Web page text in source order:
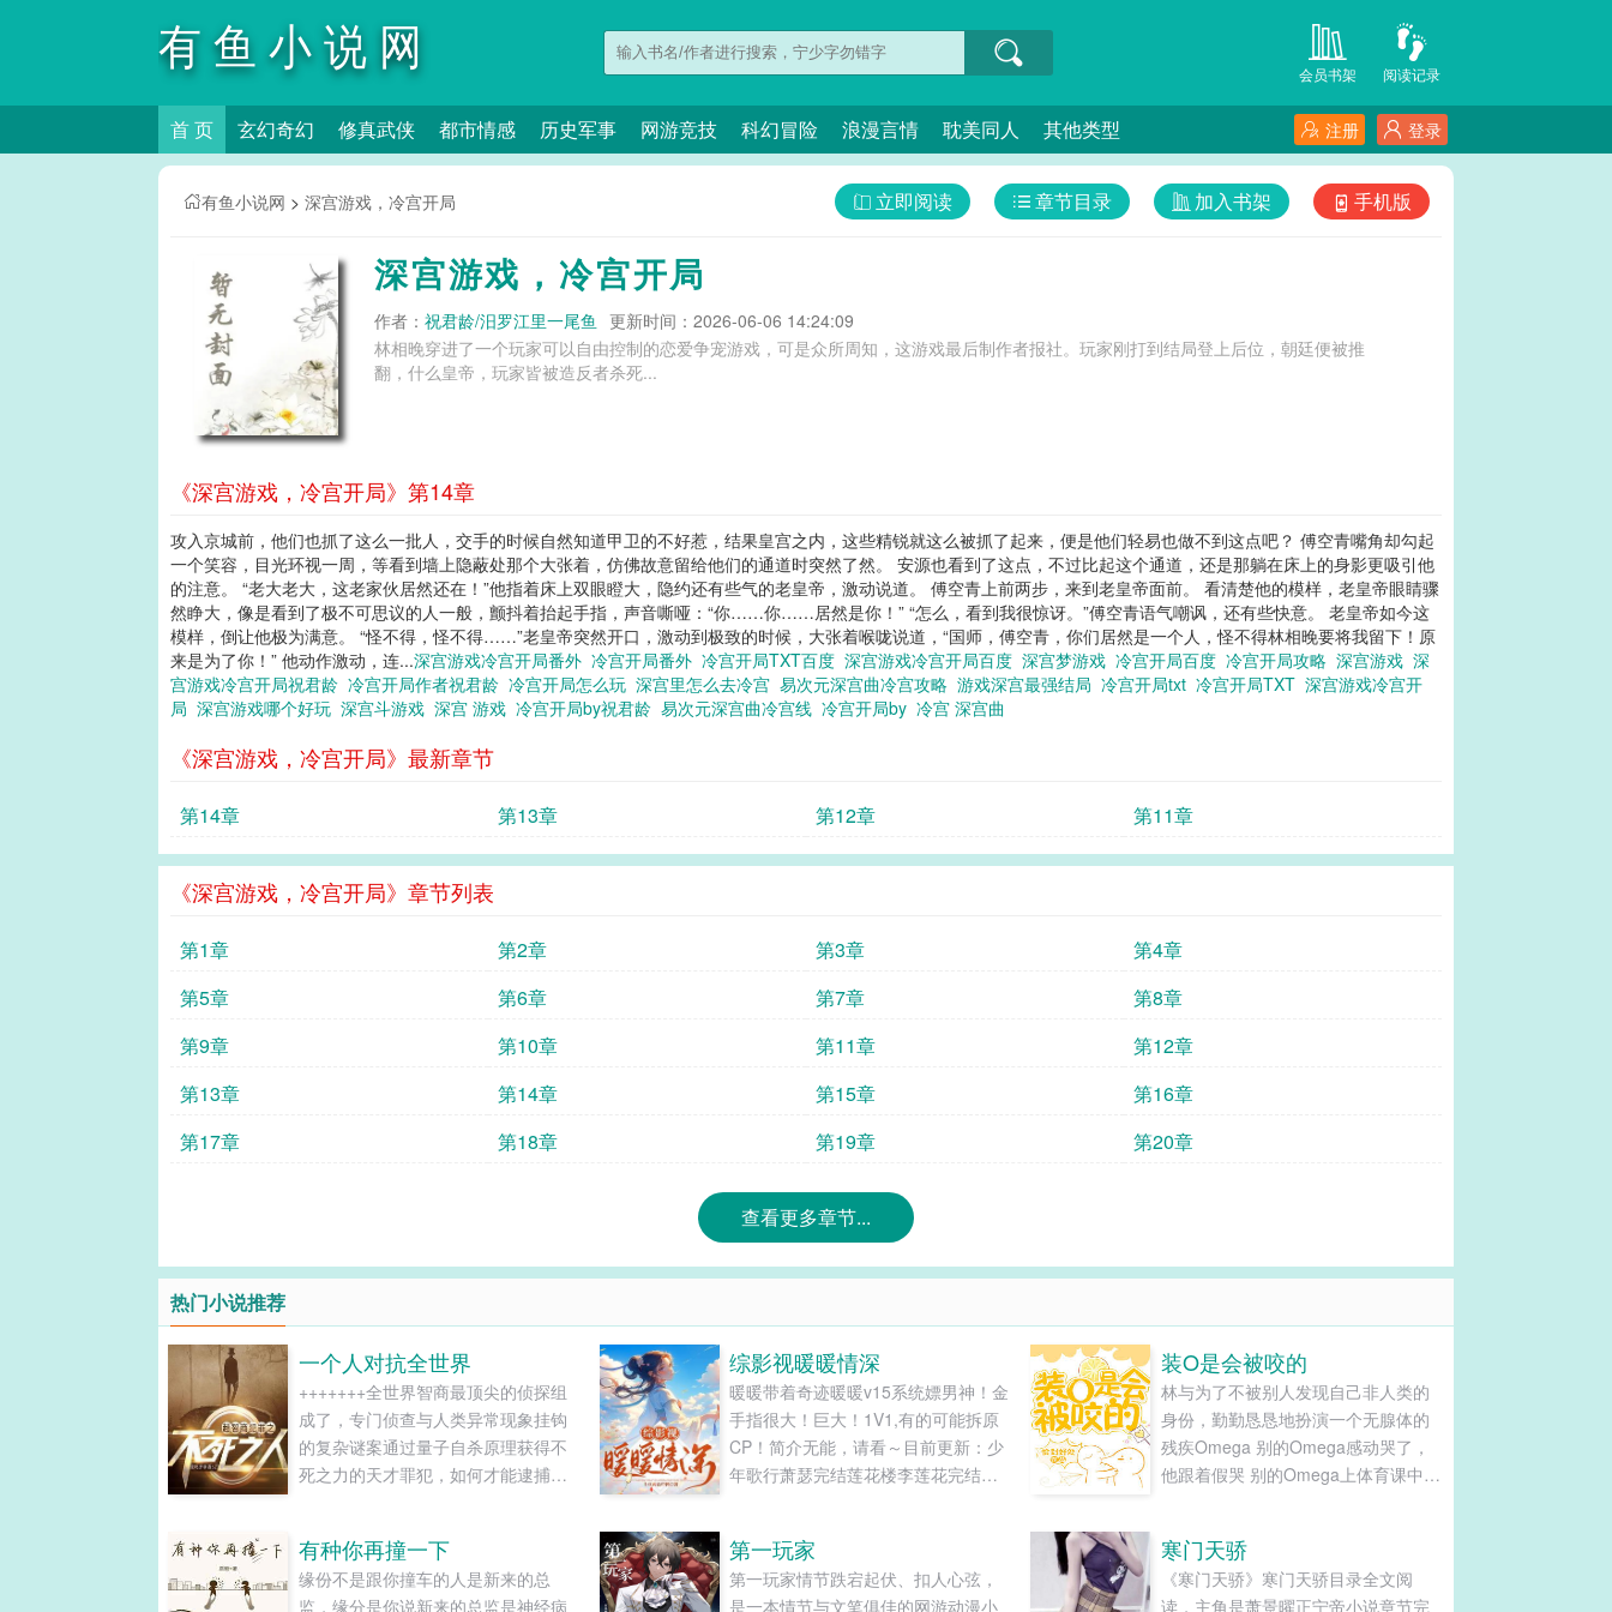
有鱼小说网 阅读记录
会员书架
首 页 玄幻奇幻 修真武侠 都市情感 历史军事 网游竞技 科幻冒险 浪漫言情 耽美同人 其他类型 登录
注册
有鱼小说网 > 深宫游戏，冷宫开局 手机版
加入书架
章节目录
立即阅读
深宫游戏，冷宫开局
作者： 祝君龄/汨罗江里一尾鱼 更新时间：2026-06-06 14:24:09
林相晚穿进了一个玩家可以自由控制的恋爱争宠游戏，可是众所周知，这游戏最后制作者报社。玩家刚打到结局登上后位，朝廷便被推
翻，什么皇帝，玩家皆被造反者杀死...
《深宫游戏，冷宫开局》第14章
攻入京城前，他们也抓了这么一批人，交手的时候自然知道甲卫的不好惹，结果皇宫之内，这些精锐就这么被抓了起来，便是他们轻易也做不到这点吧？ 傅空青嘴角却勾起
一个笑容，目光环视一周，等看到墙上隐蔽处那个大张着，仿佛故意留给他们的通道时突然了然。 安源也看到了这点，不过比起这个通道，还是那躺在床上的身影更吸引他
的注意。 “老大老大，这老家伙居然还在！”他指着床上双眼瞪大，隐约还有些气的老皇帝，激动说道。 傅空青上前两步，来到老皇帝面前。 看清楚他的模样，老皇帝眼睛骤
然睁大，像是看到了极不可思议的人一般，颤抖着抬起手指，声音嘶哑：“你……你……居然是你！” “怎么，看到我很惊讶。”傅空青语气嘲讽，还有些快意。 老皇帝如今这
模样，倒让他极为满意。 “怪不得，怪不得……”老皇帝突然开口，激动到极致的时候，大张着喉咙说道，“国师，傅空青，你们居然是一个人，怪不得林相晚要将我留下！原
来是为了你！” 他动作激动，连...深宫游戏冷宫开局番外 冷宫开局番外 冷宫开局TXT百度 深宫游戏冷宫开局百度 深宫梦游戏 冷宫开局百度 冷宫开局攻略 深宫游戏 深
宫游戏冷宫开局祝君龄 冷宫开局作者祝君龄 冷宫开局怎么玩 深宫里怎么去冷宫 易次元深宫曲冷宫攻略 游戏深宫最强结局 冷宫开局txt 冷宫开局TXT 深宫游戏冷宫开
局 深宫游戏哪个好玩 深宫斗游戏 深宫 游戏 冷宫开局by祝君龄 易次元深宫曲冷宫线 冷宫开局by 冷宫 深宫曲
《深宫游戏，冷宫开局》最新章节
第14章 第13章 第12章 第11章
《深宫游戏，冷宫开局》章节列表
第1章 第2章 第3章
第4章
第5章
第6章 第7章
第8章
第9章
第10章 第11章
第12章
第13章
第14章 第15章
第16章
第17章
第18章 第19章 第20章
查看更多章节...
热门小说推荐
一个人对抗全世界
+++++++全世界智商最顶尖的侦探组
成了，专门侦查与人类异常现象挂钩
的复杂谜案通过量子自杀原理获得不
死之力的天才罪犯，如何才能逮捕？
来能力的神秘黑手，如何才能逮捕归
案？能够操控事故概率的幕后圣子，
综影视暖暖情深
暖暖带着奇迹暖暖v15系统嫖男神！金
手指很大！巨大！1V1,有的可能拆原
CP！简介无能，请看～目前更新：少
年歌行萧瑟完结莲花楼李莲花完结女
历后续更新云之羽南风知我意少年白
马醉春风白夜追凶、白夜破晓—韩彬
装O是会被咬的
林与为了不被别人发现自己非人类的
身份，勤勤恳恳地扮演一个无腺体的
残疾Omega 别的Omega感动哭了，
他跟着假哭 别的Omega上体育课中
对了呢？他脖子后面这是个啥？！身
体怎么越来越热了？！ 校草段辞人帅
有种你再撞一下
缘份不是跟你撞车的人是新来的总
监，缘分是你说新来的总监是神经病
第一玩家
第一玩家情节跌宕起伏、扣人心弦，
是一本情节与文笔俱佳的网游动漫小
寒门天骄
《寒门天骄》寒门天骄目录全文阅
读，主角是萧景曜正宁帝小说章节完